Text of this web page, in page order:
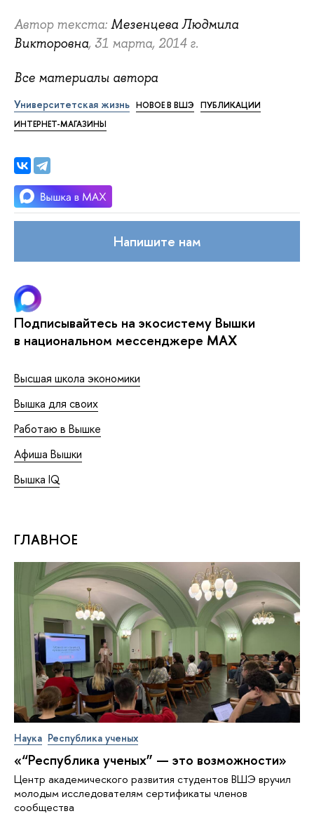
Автор текста: Мезенцева Людмила
Викторовна, 31 марта, 2014 г.
Все материалы автора
Университетская жизнь НОВОЕ В ВШЭ
ПУБЛИКАЦИИ
ИНТЕРНЕТ-МАГАЗИНЫ
Напишите нам
Подписывайтесь на экосистему Вышки
в национальном мессенджере MAX
Высшая школа экономики
Вышка для своих
Работаю в Вышке
Афиша Вышки
Вышка IQ
ГЛАВНОЕ
Наука Республика ученых
«“Республика ученых” — это возможности»
Центр академического развития студентов ВШЭ вручил
молодым исследователям сертификаты членов
сообщества